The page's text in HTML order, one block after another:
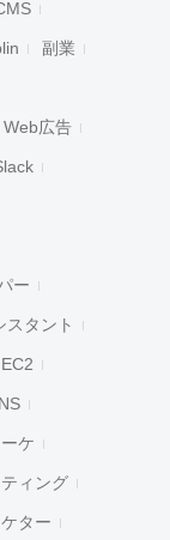
副業
Web広告
ー
スタント
EC2
ケ
ィング
ター